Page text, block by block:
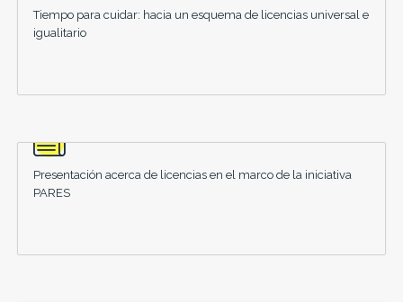
Tiempo para cuidar: hacia un esquema de licencias universal e
igualitario
Presentación acerca de licencias en el marco de la iniciativa
PARES